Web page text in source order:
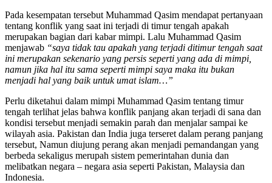
Pada kesempatan tersebut Muhammad Qasim mendapat pertanyaan
tentang konflik yang saat ini terjadi di timur tengah apakah
merupakan bagian dari kabar mimpi. Lalu Muhammad Qasim
menjawab “saya tidak tau apakah yang terjadi ditimur tengah saat
ini merupakan sekenario yang persis seperti yang ada di mimpi,
namun jika hal itu sama seperti mimpi saya maka itu bukan
menjadi hal yang baik untuk umat islam…”
Perlu diketahui dalam mimpi Muhammad Qasim tentang timur
tengah terlihat jelas bahwa konflik panjang akan terjadi di sana dan
kondisi tersebut menjadi semakin parah dan menjalar sampai ke
wilayah asia. Pakistan dan India juga terseret dalam perang panjang
tersebut, Namun diujung perang akan menjadi pemandangan yang
berbeda sekaligus merupah sistem pemerintahan dunia dan
melibatkan negara – negara asia seperti Pakistan, Malaysia dan
Indonesia.